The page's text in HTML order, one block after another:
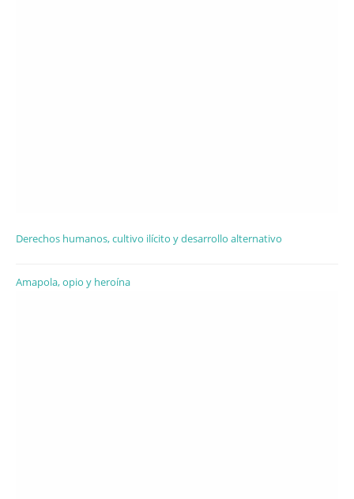
Derechos humanos, cultivo ilícito y desarrollo alternativo
Amapola, opio y heroína